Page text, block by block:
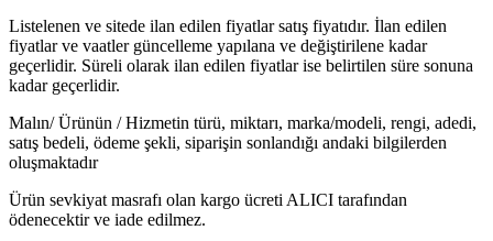
Listelenen ve sitede ilan edilen fiyatlar satış fiyatıdır. İlan edilen
fiyatlar ve vaatler güncelleme yapılana ve değiştirilene kadar
geçerlidir. Süreli olarak ilan edilen fiyatlar ise belirtilen süre sonuna
kadar geçerlidir.
Malın/ Ürünün / Hizmetin türü, miktarı, marka/modeli, rengi, adedi,
satış bedeli, ödeme şekli, siparişin sonlandığı andaki bilgilerden
oluşmaktadır
Ürün sevkiyat masrafı olan kargo ücreti ALICI tarafından
ödenecektir ve iade edilmez.